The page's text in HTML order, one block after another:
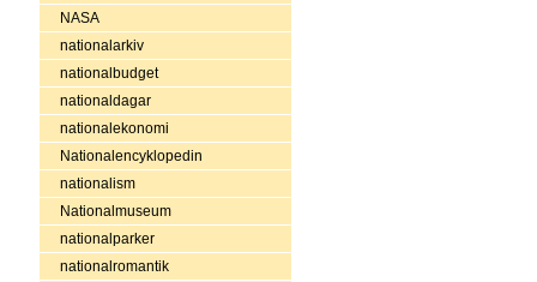
NASA
nationalarkiv
nationalbudget
nationaldagar
nationalekonomi
Nationalencyklopedin
nationalism
Nationalmuseum
nationalparker
nationalromantik